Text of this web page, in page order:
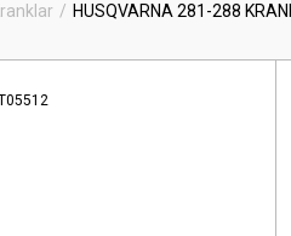
HUSQVARNA 281-288